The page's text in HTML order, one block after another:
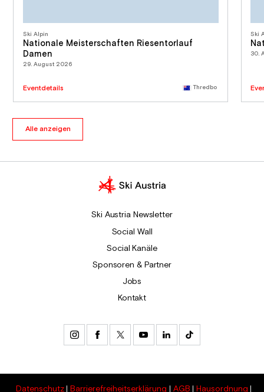
Ski Alpin
Nationale Meisterschaften Riesentorlauf
Damen
29. August 2026
Eventdetails Thredbo
Ski
30.
Alle anzeigen
Ski Austria Newsletter
Social Wall
Social Kanäle
Sponsoren & Partner
Jobs
Kontakt
Datenschutz Barrierefreiheitserklärung AGB Hausordnung